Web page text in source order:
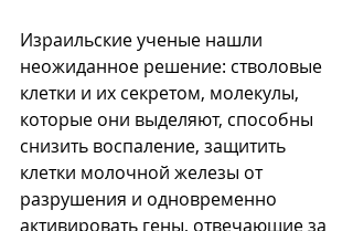
Израильские ученые нашли
неожиданное решение: стволовые
клетки и их секретом, молекулы,
которые они выделяют, способны
снизить воспаление, защитить
клетки молочной железы от
разрушения и одновременно
активировать гены, отвечающие за